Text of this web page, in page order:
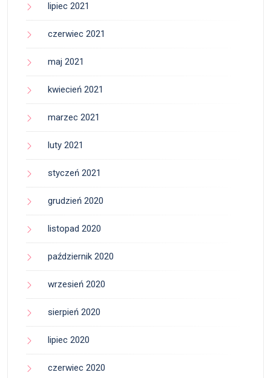
lipiec 2021
czerwiec 2021
maj 2021
kwiecień 2021
marzec 2021
luty 2021
styczeń 2021
grudzień 2020
listopad 2020
październik 2020
wrzesień 2020
sierpień 2020
lipiec 2020
czerwiec 2020